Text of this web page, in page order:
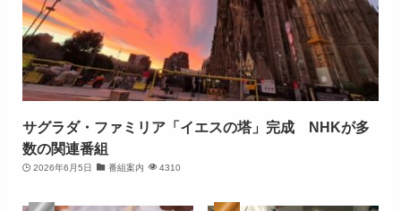
サグラダ・ファミリア「イエスの塔」完成 NHKが多
数の関連番組
2026年6月5日 番組案内 4310